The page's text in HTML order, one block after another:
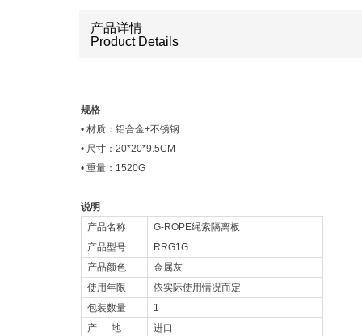
规格
• 材质：铝合金+不锈钢
• 尺寸：20*20*9.5CM
• 重量：1520G
说明
产品名称
G-ROPE绳索隔离板
产品型号
RRG1G
产品颜色
金属灰
使用年限
依实际使用情况而定
包装数量
1
产 地
进口
产品详情
​​​​​​​Product Details